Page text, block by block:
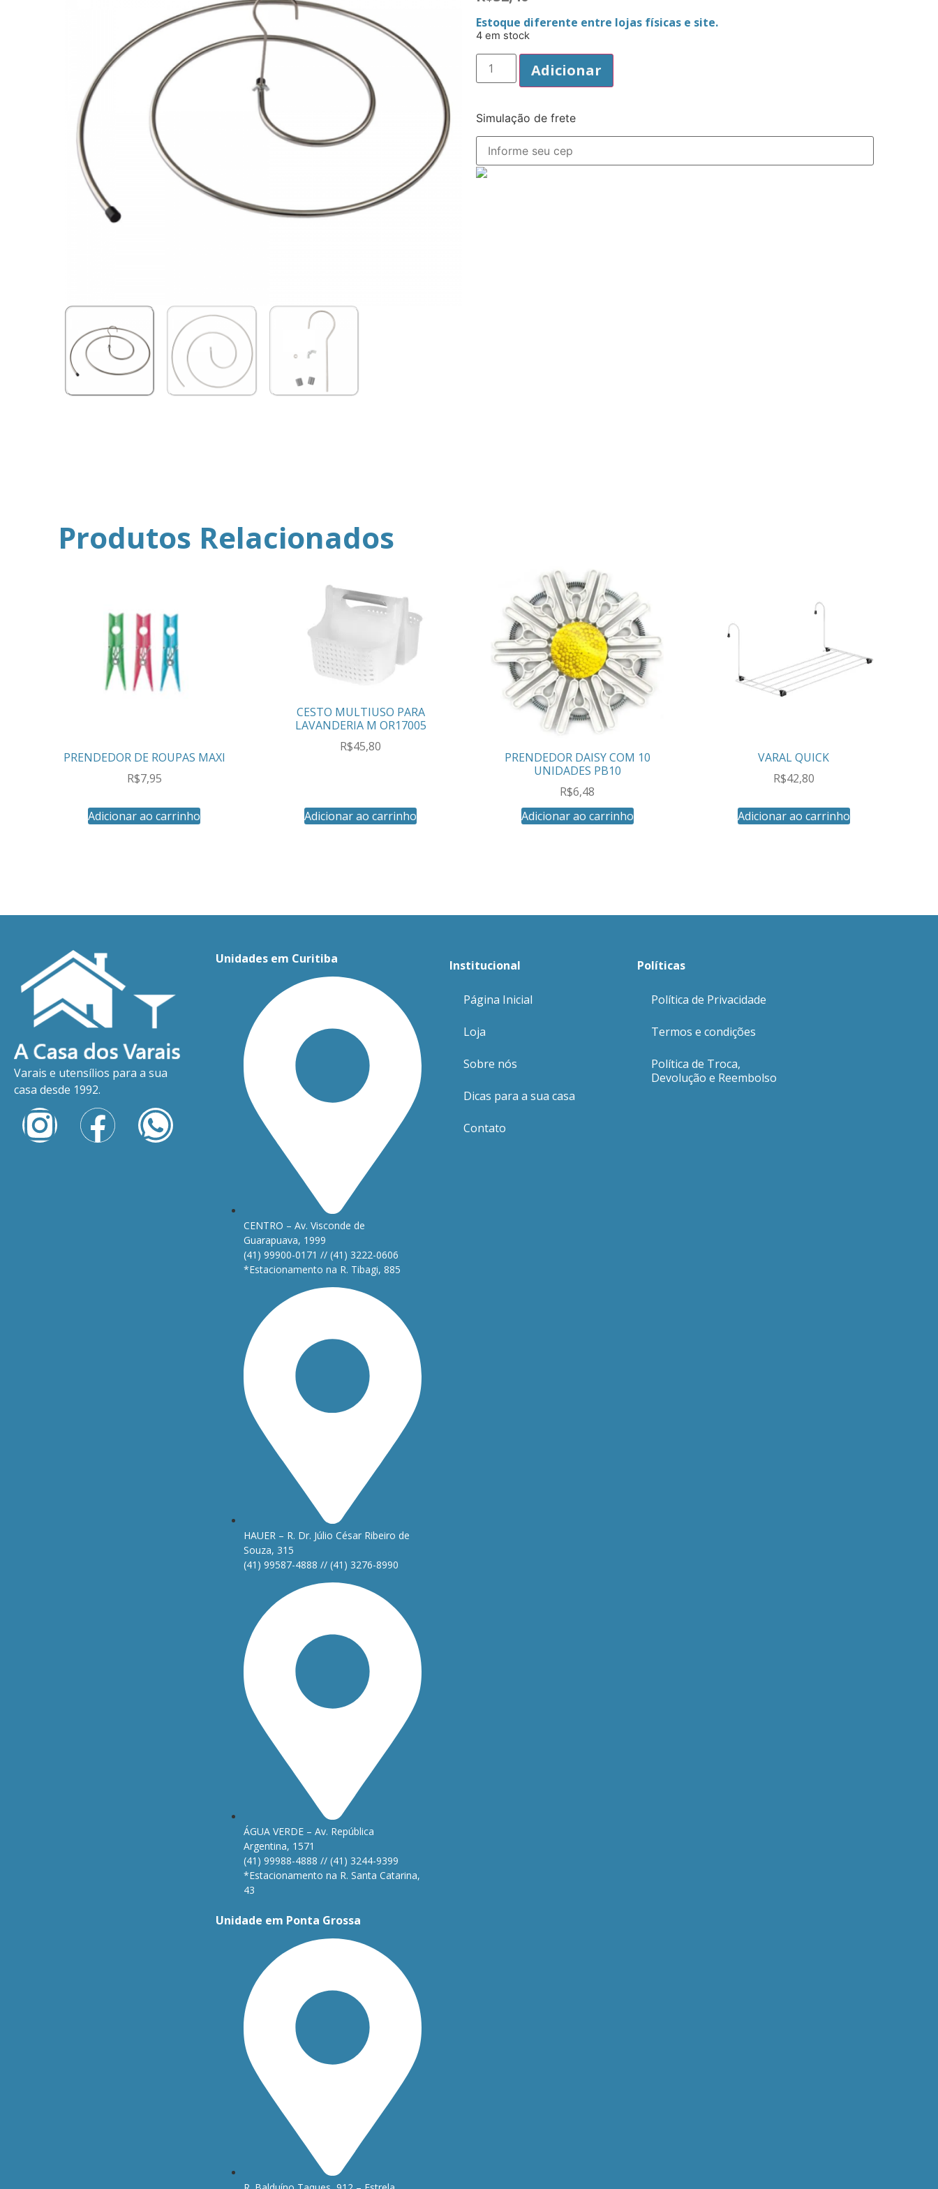
Estoque diferente entre lojas físicas e site.
4 em stock
Adicionar
Simulação de frete
Produtos Relacionados
PRENDEDOR DE ROUPAS MAXI
R$7,95
Adicionar ao carrinho
CESTO MULTIUSO PARA
LAVANDERIA M OR17005
R$45,80
Adicionar ao carrinho
PRENDEDOR DAISY COM 10
UNIDADES PB10
R$6,48
Adicionar ao carrinho
VARAL QUICK
R$42,80
Adicionar ao carrinho
Varais e utensílios para a sua
casa desde 1992.
Unidades em Curitiba
CENTRO – Av. Visconde de
Guarapuava, 1999
(41) 99900-0171 // (41) 3222-0606
*Estacionamento na R. Tibagi, 885
HAUER – R. Dr. Júlio César Ribeiro de
Souza, 315
(41) 99587-4888 // (41) 3276-8990
ÁGUA VERDE – Av. República
Argentina, 1571
(41) 99988-4888 // (41) 3244-9399
*Estacionamento na R. Santa Catarina,
43
Unidade em Ponta Grossa
Institucional
Página Inicial
Loja
Sobre nós
Dicas para a sua casa
Contato
Políticas
Política de Privacidade
Termos e condições
Política de Troca,
Devolução e Reembolso